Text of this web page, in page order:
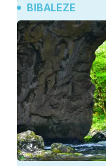
BIBALEZE